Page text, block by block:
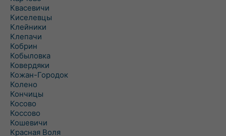
Квасевичи
Киселевцы
Клейники
Клепачи
Кобрин
Кобыловка
Ковердяки
Кожан-Городок
Колено
Кончицы
Косово
Коссово
Кошевичи
Красная Воля